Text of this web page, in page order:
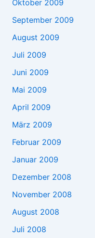
Oktober 2009
September 2009
August 2009
Juli 2009
Juni 2009
Mai 2009
April 2009
März 2009
Februar 2009
Januar 2009
Dezember 2008
November 2008
August 2008
Juli 2008